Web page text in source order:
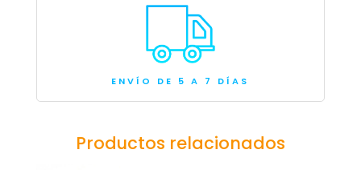
ENVÍO DE 5 A 7 DÍAS
Productos relacionados